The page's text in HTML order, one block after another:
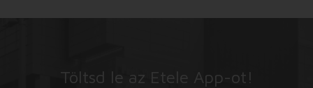
Töltsd le az Etele App-ot!